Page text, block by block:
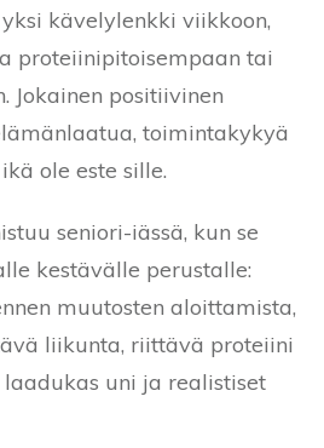
kävelylenkki viikkoon,
proteiinipitoisempaan tai
Jokainen positiivinen
toimintakykyä
ole este sille.
seniori-iässä, kun se
kestävälle perustalle:
muutosten aloittamista,
liikunta, riittävä proteiini
uni ja realistiset